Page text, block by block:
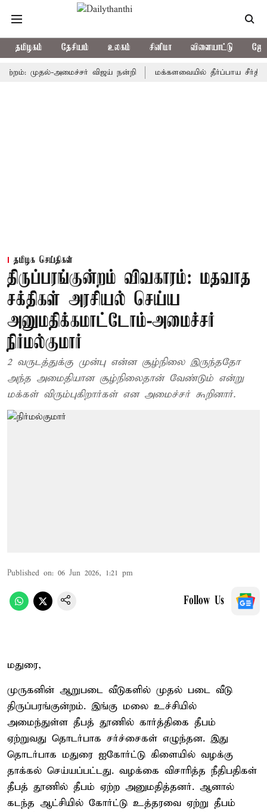
தமிழகம் தேசியம் உலகம் சினிமா விளையாட்டு
அமைச்சர் விஜய் நன்றி மக்களவையில் தீர்ப்பாய சீர்திருத்த
தமிழக செய்திகள்
திருப்பரங்குன்றம் விவகாரம்: மதவாத
சக்திகள் அரசியல் செய்ய
அனுமதிக்கமாட்டோம்-அமைச்சர்
நிர்மல்குமார்
2 வருடத்துக்கு முன்பு என்ன சூழ்நிலை இருந்ததோ
அந்த அமைதியான சூழ்நிலைதான் வேண்டும் என்று
மக்கள் விரும்புகிறார்கள் என அமைச்சர் கூறினார்.
Published on: 06 Jun 2026, 1:21 pm
Follow Us
மதுரை,
முருகனின் ஆறுபடை வீடுகளில் முதல் படை வீடு
திருப்பரங்குன்றம். இங்கு மலை உச்சியில்
அமைந்துள்ள தீபத் தூணில் கார்த்திகை தீபம்
ஏற்றுவது தொடர்பாக சர்ச்சைகள் எழுந்தன. இது
தொடர்பாக மதுரை ஐகோர்ட்டு கிளையில் வழக்கு
தாக்கல் செய்யப்பட்டது. வழக்கை விசாரித்த நீதிபதிகள்
தீபத் தூணில் தீபம் ஏற்ற அனுமதித்தனர். ஆனால்
கடந்த ஆட்சியில் கோர்ட்டு உத்தரவை ஏற்று தீபம்